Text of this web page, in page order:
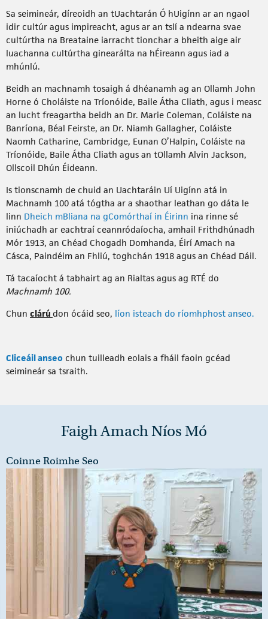
Sa seimineár, díreoidh an tUachtarán Ó hUigínn ar an ngaol
idir cultúr agus impireacht, agus ar an tslí a ndearna svae
cultúrtha na Breataine iarracht tionchar a bheith aige air
luachanna cultúrtha ginearálta na hÉireann agus iad a
mhúnlú.
Beidh an machnamh tosaigh á dhéanamh ag an Ollamh John
Horne ó Choláiste na Tríonóide, Baile Átha Cliath, agus i measc
an lucht freagartha beidh an Dr. Marie Coleman, Coláiste na
Banríona, Béal Feirste, an Dr. Niamh Gallagher, Coláiste
Naomh Catharine, Cambridge, Eunan O’Halpin, Coláiste na
Tríonóide, Baile Átha Cliath agus an tOllamh Alvin Jackson,
Ollscoil Dhún Éideann.
Is tionscnamh de chuid an Uachtaráin Uí Uigínn atá in
Machnamh 100 atá tógtha ar a shaothar leathan go dáta le
linn Dheich mBliana na gComórthaí in Éirinn ina rinne sé
iniúchadh ar eachtraí ceannródaíocha, amhail Frithdhúnadh
Mór 1913, an Chéad Chogadh Domhanda, Éirí Amach na
Cásca, Paindéim an Fhliú, toghchán 1918 agus an Chéad Dáil.
Tá tacaíocht á tabhairt ag an Rialtas agus ag RTÉ do
Machnamh 100.
Chun clárú don ócáid seo, líon isteach do ríomhphost anseo.
Cliceáil anseo chun tuilleadh eolais a fháil faoin gcéad
seimineár sa tsraith.
Faigh Amach Níos Mó
Coinne Roimhe Seo